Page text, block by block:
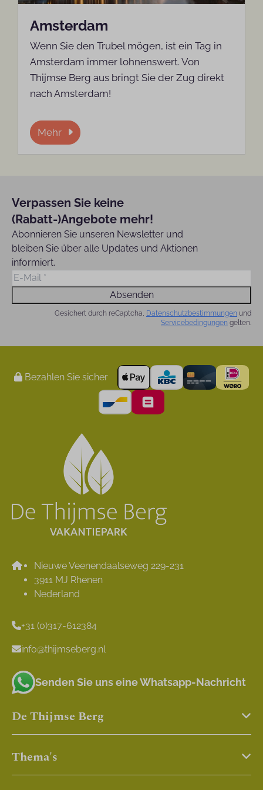
Amsterdam
Wenn Sie den Trubel mögen, ist ein Tag in
Amsterdam immer lohnenswert. Von
Thijmse Berg aus bringt Sie der Zug direkt
nach Amsterdam!
Mehr
Verpassen Sie keine
(Rabatt-)Angebote mehr!
Abonnieren Sie unseren Newsletter und
bleiben Sie über alle Updates und Aktionen
informiert.
Absenden
Gesichert durch reCaptcha, Datenschutzbestimmungen und
Servicebedingungen gelten.
Bezahlen Sie sicher
Nieuwe Veenendaalseweg 229-231
3911 MJ Rhenen
Nederland
+31 (0)317-612384
info@thijmseberg.nl
Senden Sie uns eine Whatsapp-Nachricht
De Thijmse Berg
Thema's